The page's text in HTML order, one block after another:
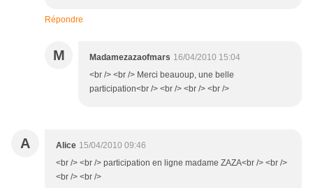
Répondre
M Madamezazaofmars 16/04/2010 15:04
<br /> <br /> Merci beauoup, une belle
participation<br /> <br /> <br /> <br />
A Alice 15/04/2010 09:46
<br /> <br /> participation en ligne madame ZAZA<br /> <br />
<br /> <br />